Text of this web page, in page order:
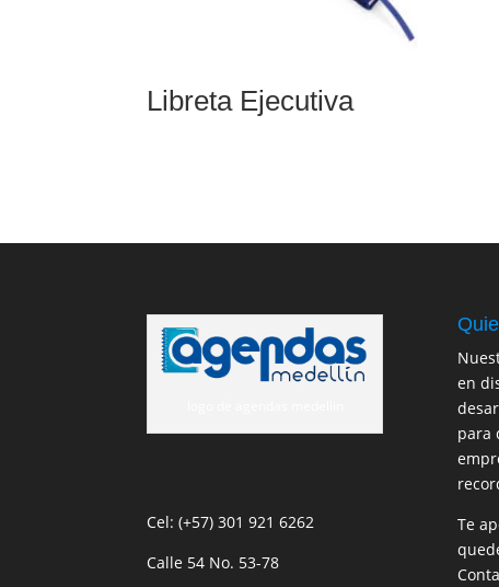
Libreta Ejecutiva
Cel: (+57) 301 921 6262
Calle 54 No. 53-78
en
para
Te